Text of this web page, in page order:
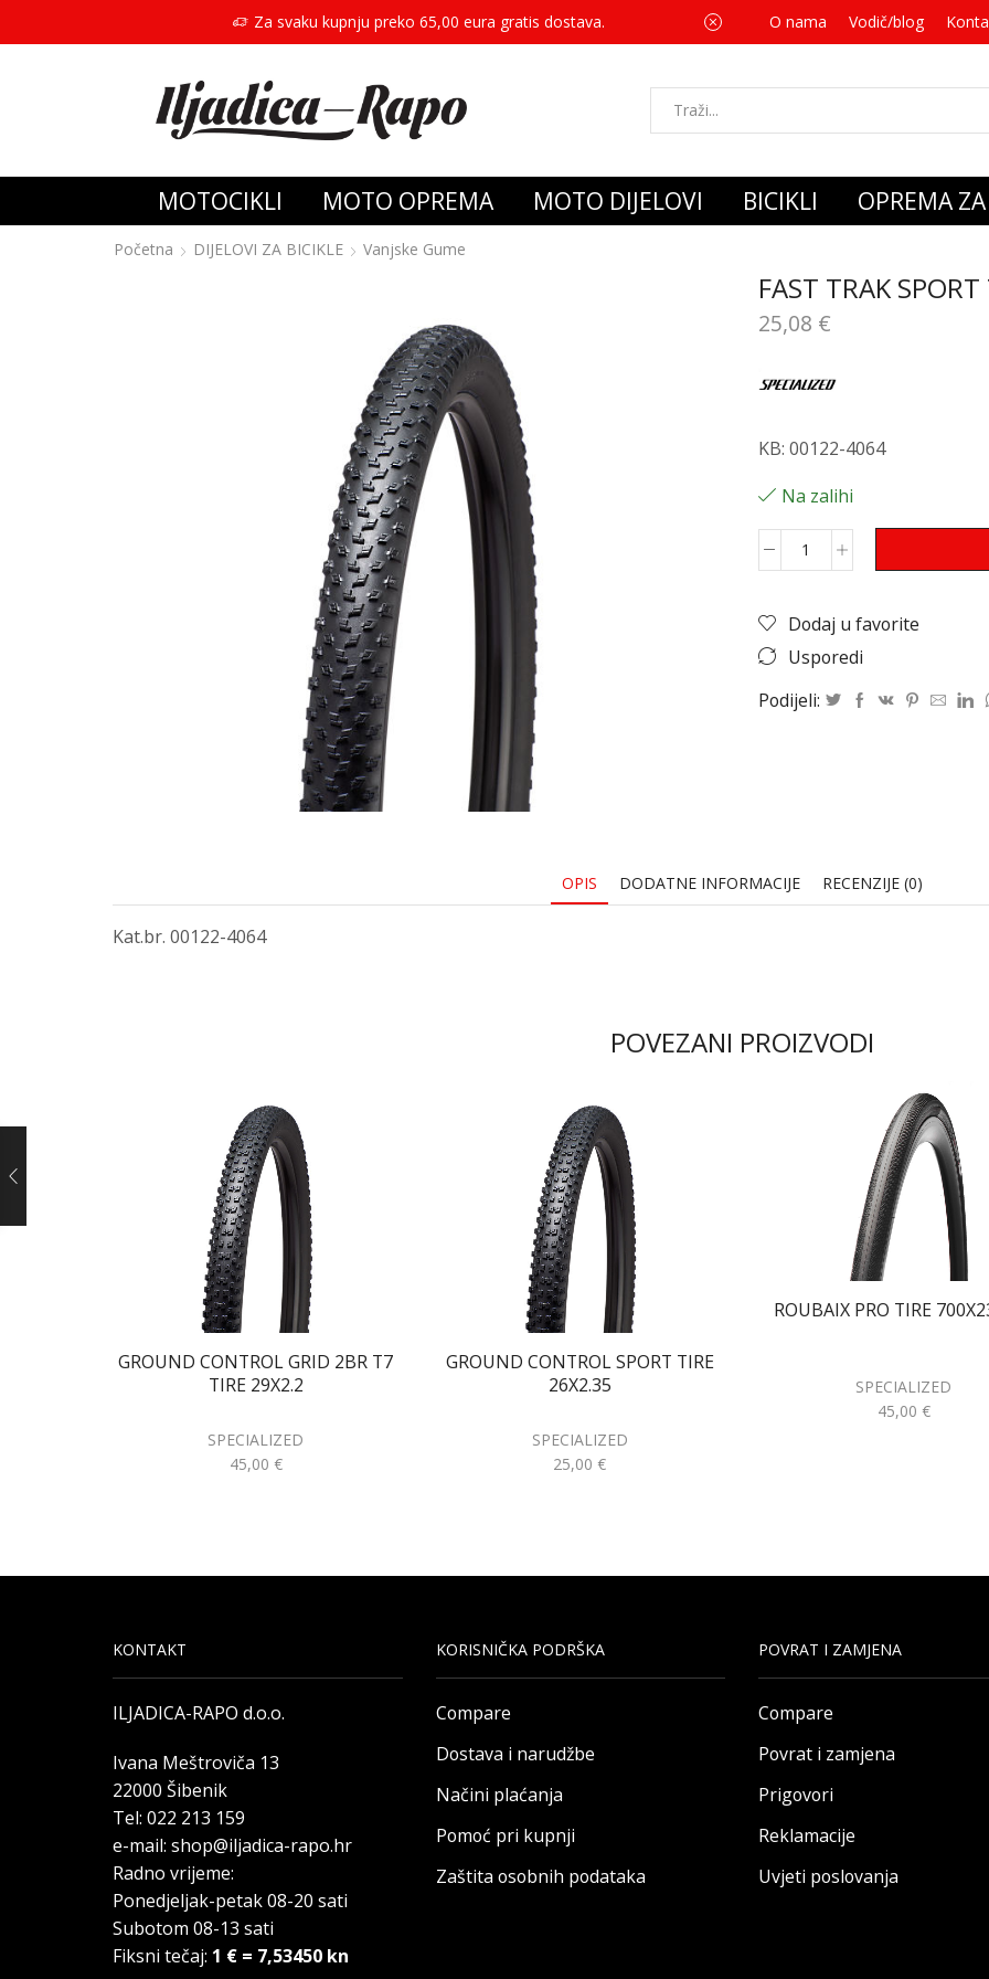
Za svaku kupnju preko 65,00 eura gratis dostava. Za svaku
O nama Vodič/blog
MOTOCIKLI MOTO OPREMA MOTO DIJELOVI BICIKLI OPREMA
Početna DIJELOVI ZA BICIKLE Vanjske Gume
FAST TRAK
25,08 €
KB: 00122-4064
Na zalihi
Dodaj u favorite
Usporedi
Podijeli:
OPIS DODATNE INFORMACIJE RECENZIJE (0)
Kat.br. 00122-4064
POVEZANI PROIZVODI
GROUND CONTROL GRID 2BR T7
TIRE 29X2.2
SPECIALIZED
45,00 €
GROUND CONTROL SPORT TIRE
26X2.35
SPECIALIZED
25,00€
ROUBAIX PRO TIRE
SPECIALIZED
45,00 €
KONTAKT
ILJADICA-RAPO d.o.o.
Ivana Meštroviča 13
22000 Šibenik
Tel: 022 213 159
e-mail: shop@iljadica-rapo.hr
Radno vrijeme:
Ponedjeljak-petak 08-20 sati
Subotom 08-13 sati
Fiksni tečaj: 1 € = 7,53450 kn
KORISNIČKA PODRŠKA
Compare
Dostava i narudžbe
Načini plaćanja
Pomoć pri kupnji
Zaštita osobnih podataka
POVRAT I ZAMJENA
Compare
Povrat i zamjena
Prigovori
Reklamacije
Uvjeti poslovanja